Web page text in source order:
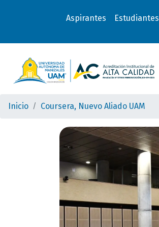
Aspirantes Estudiantes
Inicio Coursera, Nuevo Aliado UAM